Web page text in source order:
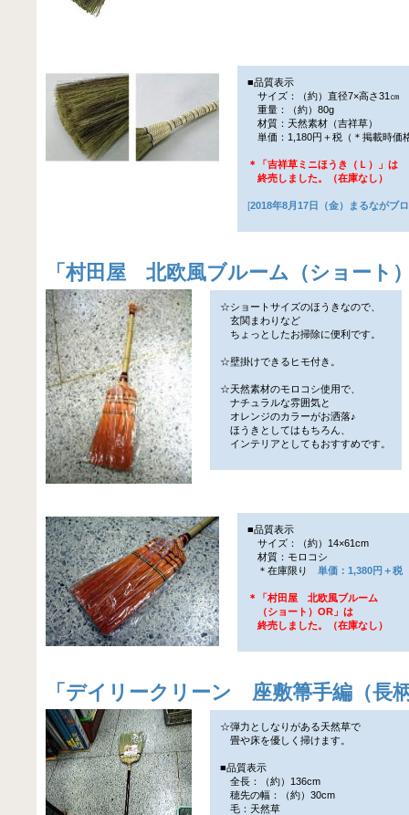
■品質表示
サイズ：（約）直径7×高さ31㎝
重量：（約）80g
材質：天然素材（吉祥草）
単価：1,180円＋税（＊掲載時価
＊「吉祥草ミニほうき（Ｌ）」は
終売しました。（在庫なし）
[2018年8月17日（金）まるながブ
「村田屋 北欧風ブルーム（ショート
☆ショートサイズのほうきなので、
玄関まわりなど
ちょっとしたお掃除に便利です。
☆壁掛けできるヒモ付き。
☆天然素材のモロコシ使用で、
ナチュラルな雰囲気と
オレンジのカラーがお洒落♪
ほうきとしてはもちろん、
インテリアとしてもおすすめです。
■品質表示
サイズ：（約）14×61cm
材質：モロコシ
＊在庫限り単価：1,380円＋税
＊「村田屋 北欧風ブルーム
（ショート）OR」は
終売しました。（在庫なし）
「 デイリークリーン 座敷箒手編（長
☆弾力としなりがある天然草で
畳や床を優しく掃けます。
■品質表示
全長：（約）136cm
穂先の幅：（約）30cm
毛：天然草